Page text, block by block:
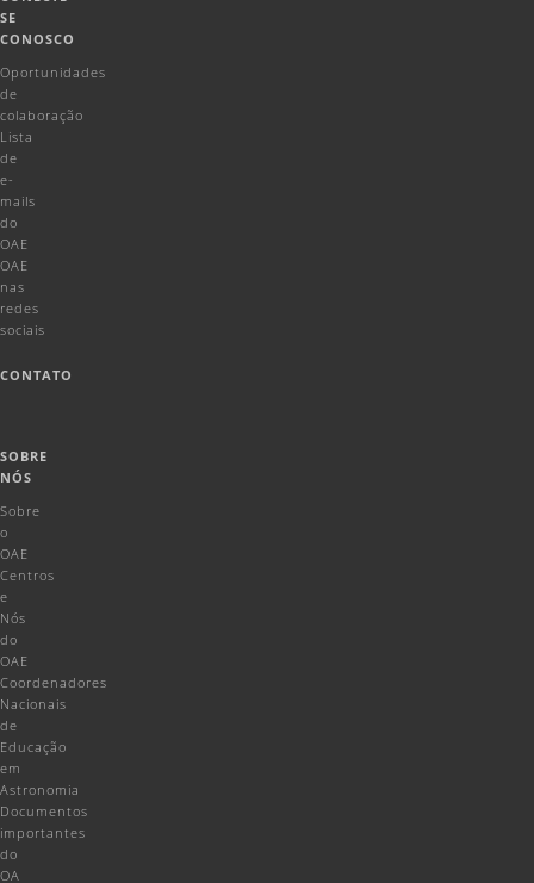
SE
CONOSCO
Oportunidades
de
colaboração
Lista
de
e-
mails
do
OAE
OAE
nas
redes
sociais
CONTATO
SOBRE
NÓS
Sobre
o
OAE
Centros
e
Nós
do
OAE
Coordenadores
Nacionais
de
Educação
em
Astronomia
Documentos
importantes
do
OA